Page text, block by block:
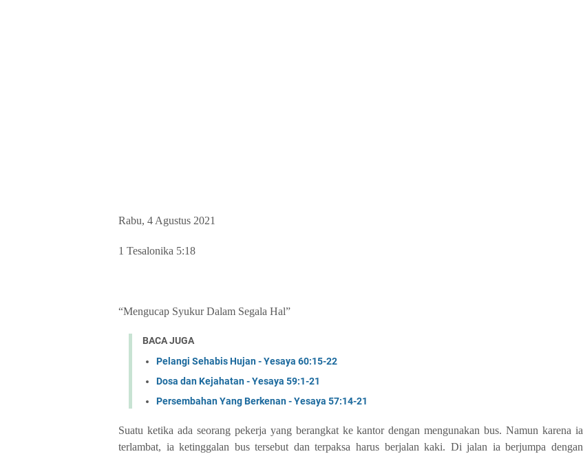
Rabu, 4 Agustus 2021
1 Tesalonika 5:18
“Mengucap Syukur Dalam Segala Hal”
BACA JUGA
Pelangi Sehabis Hujan - Yesaya 60:15-22
Dosa dan Kejahatan - Yesaya 59:1-21
Persembahan Yang Berkenan - Yesaya 57:14-21
Suatu ketika ada seorang pekerja yang berangkat ke kantor dengan mengunakan bus. Namun karena ia
terlambat, ia ketinggalan bus tersebut dan terpaksa harus berjalan kaki. Di jalan ia berjumpa dengan